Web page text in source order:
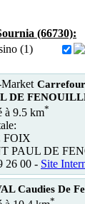
(66730):
(1)
DE
à 9.5 km*
FOIX
PAUL DE
26 00 - Site
Caudies De
*